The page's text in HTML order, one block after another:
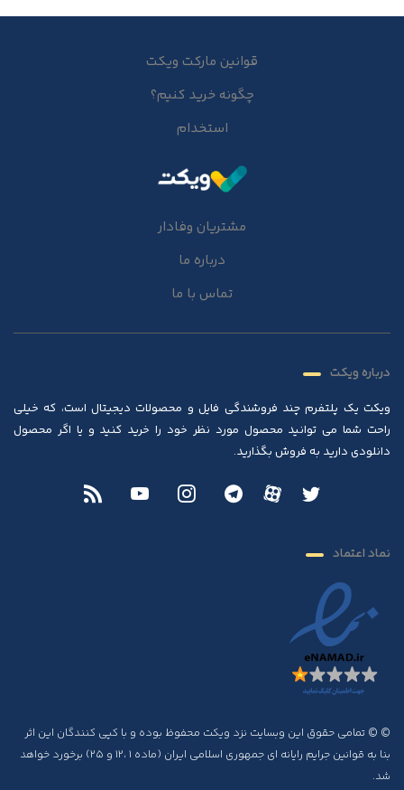
قوانین مارکت ویکت
چگونه خرید کنیم؟
استخدام
مشتریان وفادار
درباره ما
تماس با ما
درباره ویکت
ویکت یک پلتفرم چند فروشندگی فایل و محصولات دیجیتال است، که خیلی
راحت شما می توانید محصول مورد نظر خود را خرید کنید و یا اگر محصول
دانلودی دارید به فروش بگذارید.
نماد اعتماد
© © تمامی حقوق این وبسایت نزد ویکت محفوظ بوده و با کپی کنندگان این اثر
بنا به قوانین جرایم رایانه ای جمهوری اسلامی ایران (ماده ۱ ،۱۲ و ۲۵) برخورد خواهد
شد.